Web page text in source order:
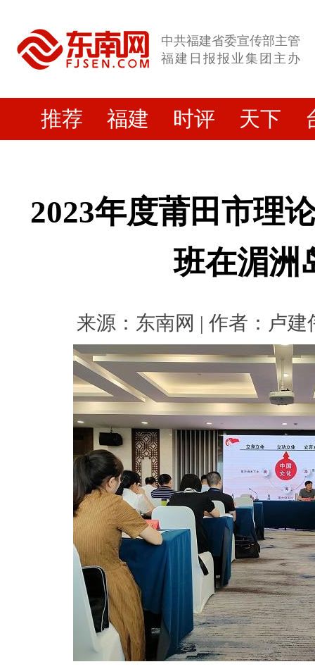
中共福建省委宣传部主管
福建日报报业集团主办
推荐 福建 时评 天下
2023年度莆田市理
班在湄洲
来源：东南网 | 作者：卢建